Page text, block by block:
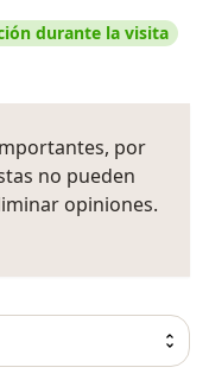
durante la visita
por
no pueden
opiniones.